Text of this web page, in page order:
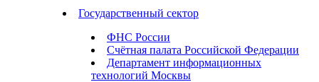
Государственный сектор
ФНС России
Счётная палата Российской Федерации
Департамент информационных
технологий Москвы